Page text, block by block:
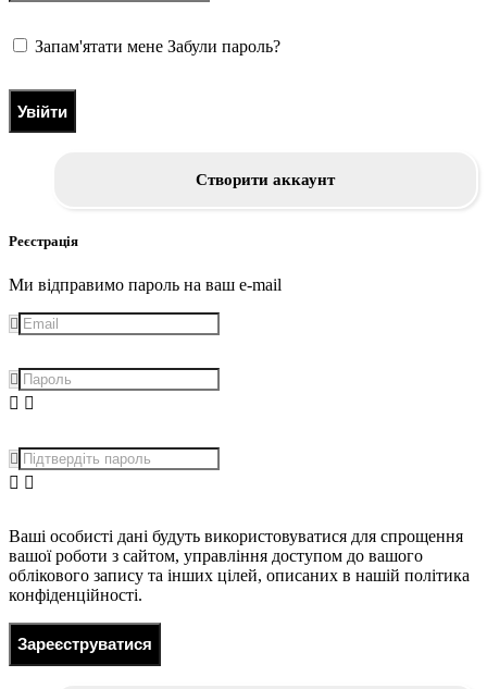
Запам'ятати мене Забули пароль?
Увійти
Створити аккаунт
Реєстрація
Ми відправимо пароль на ваш e-mail
Ваші особисті дані будуть використовуватися для спрощення
вашої роботи з сайтом, управління доступом до вашого
облікового запису та інших цілей, описаних в нашій політика
конфіденційності.
Зареєструватися